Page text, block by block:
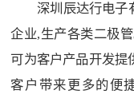
深圳辰达行电子
企业,生产各类二极
可为客户产品开发提
客户带来更多的便